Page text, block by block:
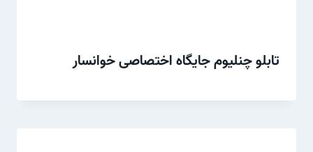
تابلو چنلیوم جایگاه اختصاصی خوانسار